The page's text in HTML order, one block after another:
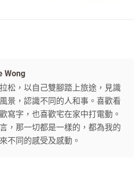
Wong
松，以自己雙腳踏上旅途，見識
景，認識不同的人和事。喜歡看
寫字，也喜歡宅在家中打電動。
，那一切都是一樣的，都為我的
不同的感受及感動。